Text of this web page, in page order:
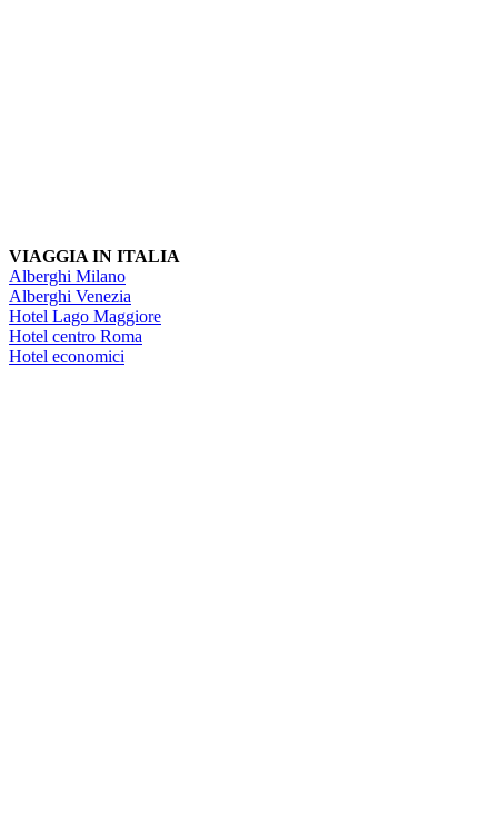
VIAGGIA IN ITALIA
Alberghi Milano
Alberghi Venezia
Hotel Lago Maggiore
Hotel centro Roma
Hotel economici